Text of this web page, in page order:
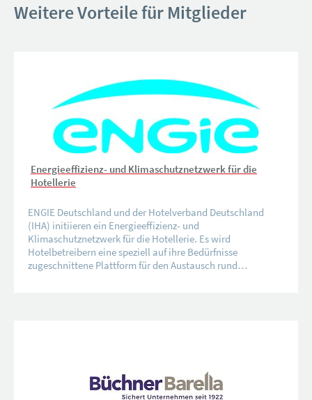
Weitere Vorteile für Mitglieder
Energieeffizienz- und Klimaschutznetzwerk für die
Hotellerie
ENGIE Deutschland und der Hotelverband Deutschland
(IHA) initiieren ein Energieeffizienz- und
Klimaschutznetzwerk für die Hotellerie. Es wird
Hotelbetreibern eine speziell auf ihre Bedürfnisse
zugeschnittene Plattform für den Austausch rund…